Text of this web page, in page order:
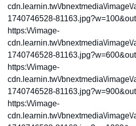
cdn.learnin.tw\/bnextmedia\/
1740746528-
https:\/\/image-
cdn.learnin.tw\/bnextmedia\/
1740746528-
https:\/\/image-
cdn.learnin.tw\/bnextmedia\/
1740746528-
https:\/\/image-
cdn.learnin.tw\/bnextmedia\/